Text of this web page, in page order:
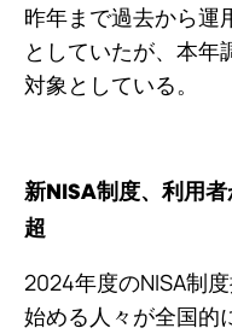
昨年まで過去から運
としていたが、本年
対象としている。
新NISA制度、利用
超
2024年度のNISA制
始める人々が全国的